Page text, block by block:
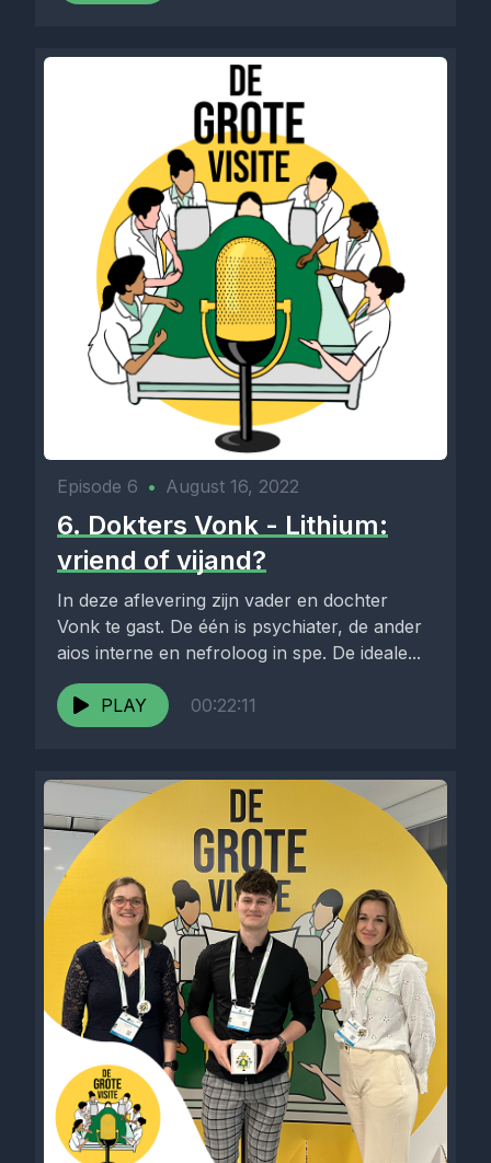
Episode 6 • August 16, 2022
6. Dokters Vonk - Lithium:
vriend of vijand?
In deze aflevering zijn vader en dochter
Vonk te gast. De één is psychiater, de ander
aios interne en nefroloog in spe. De ideale...
PLAY 00:22:11